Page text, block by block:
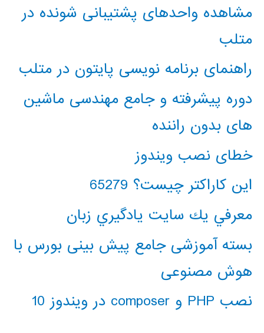
مشاهده واحدهای پشتیبانی شونده در
متلب
راهنمای برنامه نویسی پایتون در متلب
دوره پیشرفته و جامع مهندسی ماشین
های بدون راننده
خطای نصب ویندوز
این کاراکتر چیست؟ 65279
معرفي يك سايت يادگيري زبان
بسته آموزشی جامع پیش بینی بورس با
هوش مصنوعی
نصب PHP و composer در ویندوز 10